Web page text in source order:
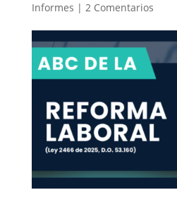
Informes | 2 Comentarios